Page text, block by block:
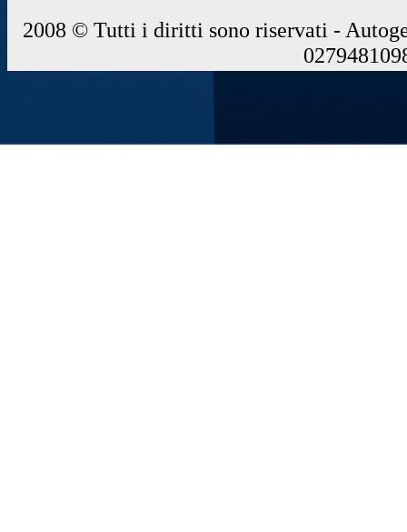
2008 © Tutti i diritti sono riservati -